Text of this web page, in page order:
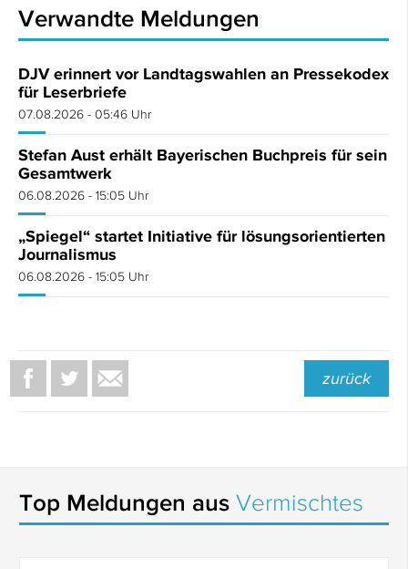
Verwandte Meldungen
DJV erinnert vor Landtagswahlen an Pressekodex
für Leserbriefe
07.08.2026 - 05:46 Uhr
Stefan Aust erhält Bayerischen Buchpreis für sein
Gesamtwerk
06.08.2026 - 15:05 Uhr
„Spiegel“ startet Initiative für lösungsorientierten
Journalismus
06.08.2026 - 15:05 Uhr
zurück
Top Meldungen aus Vermischtes